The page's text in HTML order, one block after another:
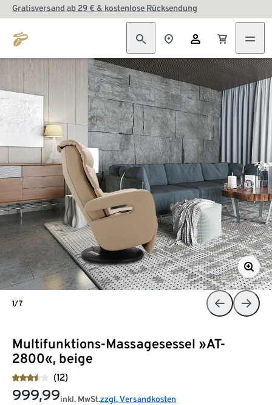
Gratisversand ab 29 € & kostenlose Rücksendung
Multifunktions-Massagesessel »AT-
2800«, beige
(12)
999,99inkl. MwSt.zzgl. Versandkosten
1/7